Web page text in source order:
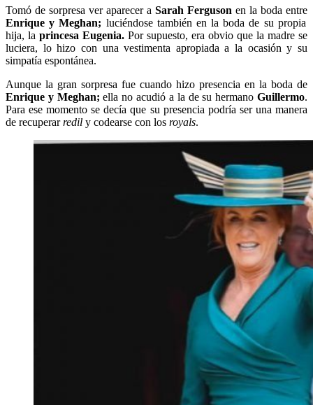
Tomó de sorpresa ver aparecer a Sarah Ferguson en la boda entre
Enrique y Meghan; luciéndose también en la boda de su propia
hija, la princesa Eugenia. Por supuesto, era obvio que la madre se
luciera, lo hizo con una vestimenta apropiada a la ocasión y su
simpatía espontánea.
Aunque la gran sorpresa fue cuando hizo presencia en la boda de
Enrique y Meghan;ella no acudió a la de su hermanoGuillermo.
Para ese momento se decía que su presencia podría ser una manera
de recuperarredil y codearse con los royals.